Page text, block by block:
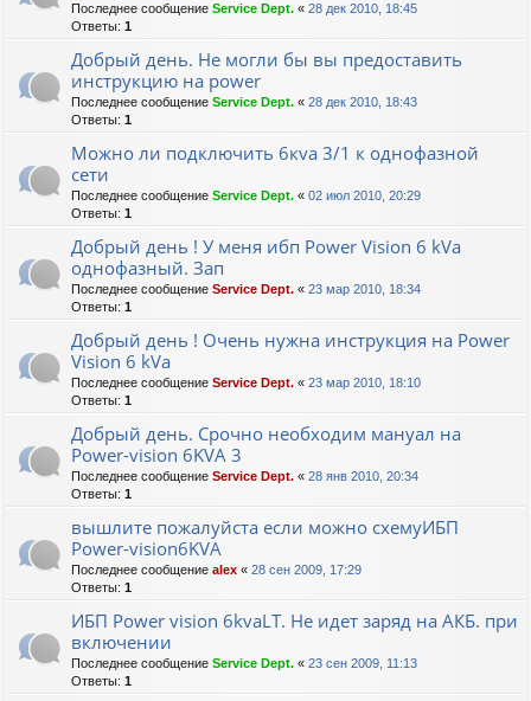
Последнее сообщение Service Dept. « 28 дек 2010, 18:45
Ответы: 1
Добрый день. Не могли бы вы предоставить
инструкцию на power
Последнее сообщение Service Dept. « 28 дек 2010, 18:43
Ответы: 1
Можно ли подключить 6кvа 3/1 к однофазной
сети
Последнее сообщение Service Dept. « 02 июл 2010, 20:29
Ответы: 1
Добрый день ! У меня ибп Power Vision 6 kVa
однофазный. Зап
Последнее сообщение Service Dept. « 23 мар 2010, 18:34
Ответы: 1
Добрый день ! Очень нужна инструкция на Power
Vision 6 kVa
Последнее сообщение Service Dept. « 23 мар 2010, 18:10
Ответы: 1
Добрый день. Срочно необходим мануал на
Power-vision 6KVA 3
Последнее сообщение Service Dept. « 28 янв 2010, 20:34
Ответы: 1
вышлите пожалуйста если можно схемуИБП
Power-vision6KVA
Последнее сообщение alex « 28 сен 2009, 17:29
Ответы: 1
ИБП Power vision 6kvaLT. Не идет заряд на АКБ. при
включении
Последнее сообщение Service Dept. « 23 сен 2009, 11:13
Ответы: 1